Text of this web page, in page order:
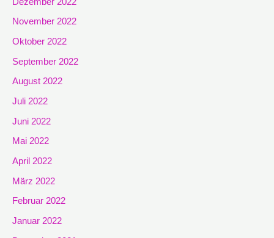
November 2022
Oktober 2022
September 2022
August 2022
Juli 2022
Juni 2022
Mai 2022
April 2022
März 2022
Februar 2022
Januar 2022